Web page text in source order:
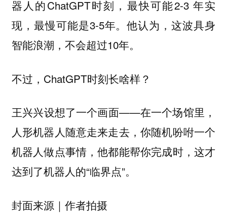
器人的ChatGPT时刻，最快可能2-3 年实
现，最慢可能是3-5年。他认为，这波具身
智能浪潮，不会超过10年。
不过，ChatGPT时刻长啥样？
王兴兴设想了一个画面——在一个场馆里，
人形机器人随意走来走去，你随机吩咐一个
机器人做点事情，他都能帮你完成时，这才
达到了机器人的“临界点”。
封面来源｜作者拍摄